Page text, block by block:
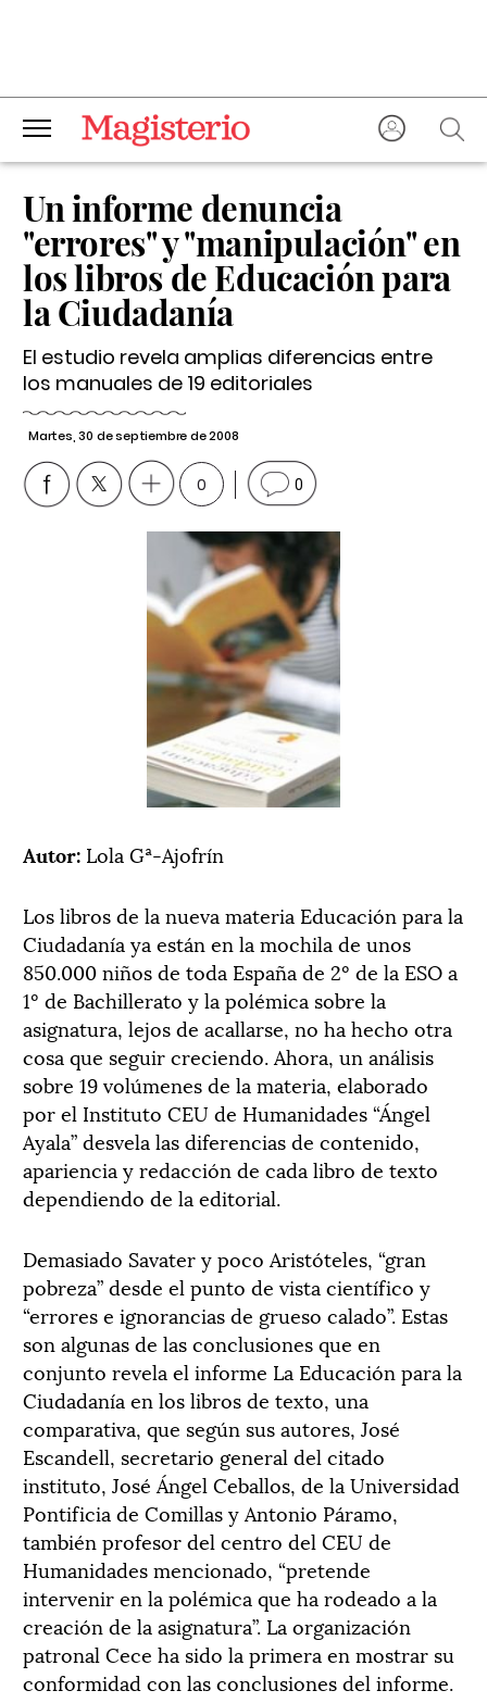
Un informe denuncia
"errores" y "manipulación" en
los libros de Educación para
la Ciudadanía
El estudio revela amplias diferencias entre
los manuales de 19 editoriales
Martes, 30 de septiembre de 2008
0 0
Autor: Lola Gª-Ajofrín
Los libros de la nueva materia Educación para la
Ciudadanía ya están en la mochila de unos
850.000 niños de toda España de 2º de la ESO a
1º de Bachillerato y la polémica sobre la
asignatura, lejos de acallarse, no ha hecho otra
cosa que seguir creciendo. Ahora, un análisis
sobre 19 volúmenes de la materia, elaborado
por el Instituto CEU de Humanidades “Ángel
Ayala” desvela las diferencias de contenido,
apariencia y redacción de cada libro de texto
dependiendo de la editorial.
Demasiado Savater y poco Aristóteles, “gran
pobreza” desde el punto de vista científico y
“errores e ignorancias de grueso calado”. Estas
son algunas de las conclusiones que en
conjunto revela el informe La Educación para la
Ciudadanía en los libros de texto, una
comparativa, que según sus autores, José
Escandell, secretario general del citado
instituto, José Ángel Ceballos, de la Universidad
Pontificia de Comillas y Antonio Páramo,
también profesor del centro del CEU de
Humanidades mencionado, “pretende
intervenir en la polémica que ha rodeado a la
creación de la asignatura”. La organización
patronal Cece ha sido la primera en mostrar su
conformidad con las conclusiones del informe.